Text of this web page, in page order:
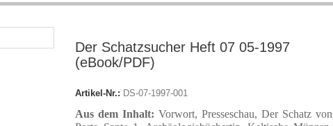
Der Schatzsucher Heft 07 05-1997
(eBook/PDF)
Artikel-Nr.: DS-07-1997-001
Aus dem Inhalt: Vorwort, Presseschau, Der Schatz von